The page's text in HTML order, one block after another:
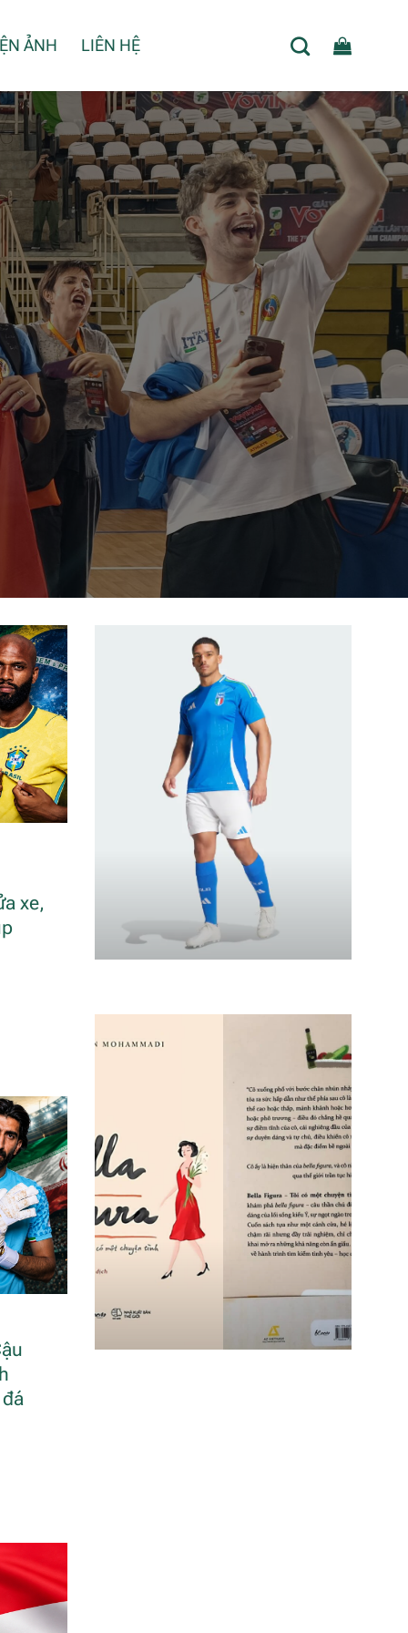
ẢNH LIÊN HỆ
xe,